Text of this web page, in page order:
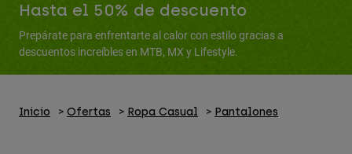
Pantalones largos
Pantalones cortos
Chaquetas y chalecos
Pantalones
Guantes
Ver todo
Mujer
Protecciones
Gafas de Protección
Hasta el 50% de descuento
Prepárate para enfrentarte al calor con estilo gracias a
descuentos increíbles en MTB, MX y Lifestyle.
Inicio Ofertas Ropa Casual Pantalones